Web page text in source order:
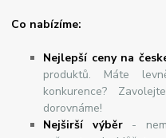
Co nabízíme:
Nejlepší ceny na
produktů. Máte
konkurence?
dorovnáme!
Nejširšívýběr-